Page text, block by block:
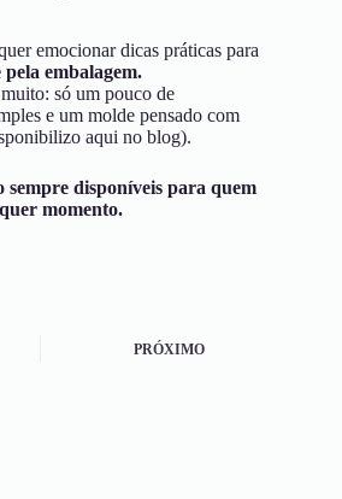
emocionar dicas práticas para
pela embalagem.
só um pouco de
e um molde pensado com
aqui no blog).
sempre disponíveis para quem
momento.
PRÓXIMO